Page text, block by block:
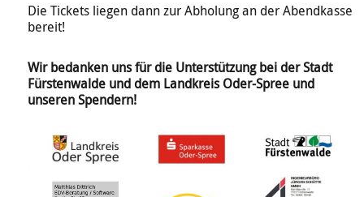
Die Tickets liegen dann zur Abholung an der Abendkasse
bereit!
Wir bedanken uns für die Unterstützung bei der Stadt
Fürstenwalde und dem Landkreis Oder-Spree und
unseren Spendern!